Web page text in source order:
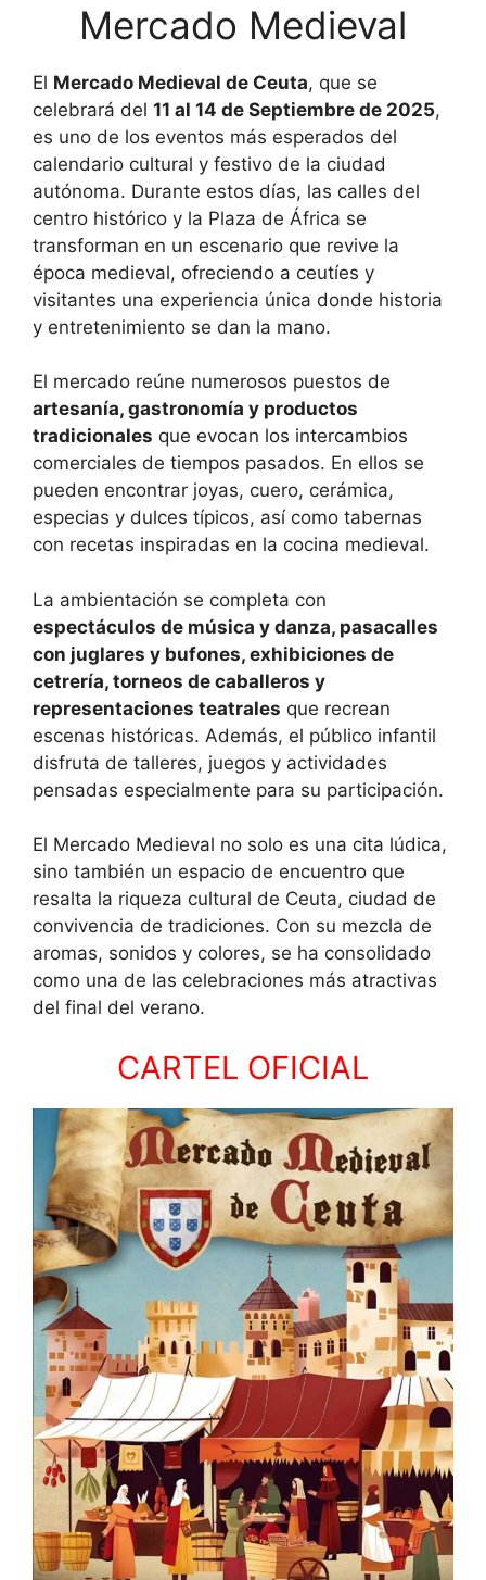
Mercado Medieval
El Mercado Medieval de Ceuta, que se
celebrará del 11 al 14 de Septiembre de 2025,
es uno de los eventos más esperados del
calendario cultural y festivo de la ciudad
autónoma. Durante estos días, las calles del
centro histórico y la Plaza de África se
transforman en un escenario que revive la
época medieval, ofreciendo a ceutíes y
visitantes una experiencia única donde historia
y entretenimiento se dan la mano.
El mercado reúne numerosos puestos de
artesanía, gastronomía y productos
tradicionales que evocan los intercambios
comerciales de tiempos pasados. En ellos se
pueden encontrar joyas, cuero, cerámica,
especias y dulces típicos, así como tabernas
con recetas inspiradas en la cocina medieval.
La ambientación se completa con
espectáculos de música y danza, pasacalles
con juglares y bufones, exhibiciones de
cetrería, torneos de caballeros y
representaciones teatrales que recrean
escenas históricas. Además, el público infantil
disfruta de talleres, juegos y actividades
pensadas especialmente para su participación.
El Mercado Medieval no solo es una cita lúdica,
sino también un espacio de encuentro que
resalta la riqueza cultural de Ceuta, ciudad de
convivencia de tradiciones. Con su mezcla de
aromas, sonidos y colores, se ha consolidado
como una de las celebraciones más atractivas
del final del verano.
CARTEL OFICIAL